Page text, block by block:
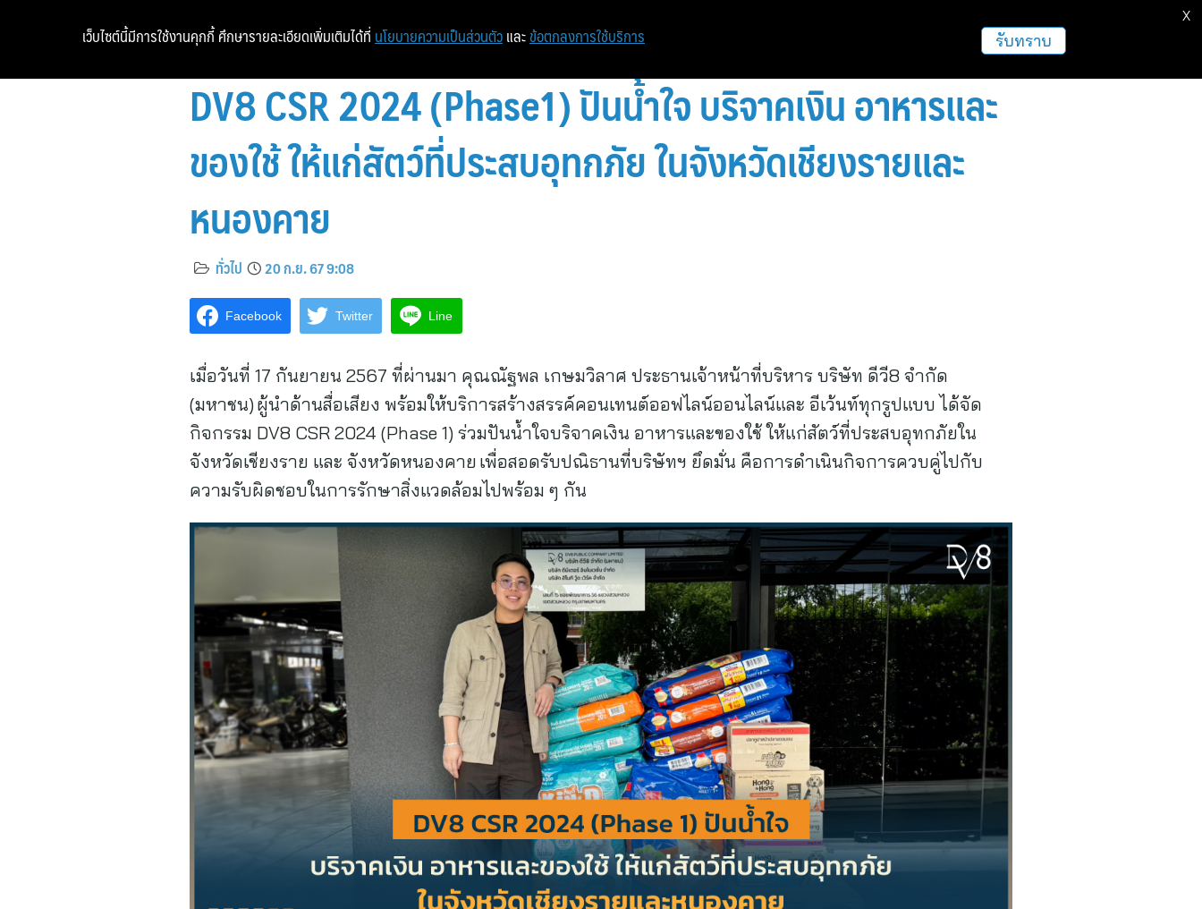
หน้าแรก ท่องเที่ยว ฝากข่าวประชาสัมพันธ์
DV8 CSR 2024 (Phase1) ปันน้ำใจ บริจาคเงิน อาหารและ
ของใช้ ให้แก่สัตว์ที่ประสบอุทกภัย ในจังหวัดเชียงรายและ
หนองคาย
ทั่วไป 20 ก.ย. 67 9:08
Facebook Twitter Line
เมื่อวันที่ 17 กันยายน 2567 ที่ผ่านมา คุณณัฐพล เกษมวิลาศ ประธานเจ้าหน้าที่บริหาร บริษัท ดีวี8 จำกัด
(มหาชน) ผู้นำด้านสื่อเสียง พร้อมให้บริการสร้างสรรค์คอนเทนต์ออฟไลน์ออนไลน์และ อีเว้นท์ทุกรูปแบบ ได้จัด
กิจกรรม DV8 CSR 2024 (Phase 1) ร่วมปันน้ำใจบริจาคเงิน อาหารและของใช้ ให้แก่สัตว์ที่ประสบอุทกภัยใน
จังหวัดเชียงราย และ จังหวัดหนองคาย เพื่อสอดรับปณิธานที่บริษัทฯ ยึดมั่น คือการดำเนินกิจการควบคู่ไปกับ
ความรับผิดชอบในการรักษาสิ่งแวดล้อมไปพร้อม ๆ กัน
เว็บไซต์นี้มีการใช้งานคุกกี้ ศึกษารายละเอียดเพิ่มเติมได้ที่ นโยบายความเป็นส่วนตัว และ ข้อตกลงการใช้บริการ รับทราบ
X